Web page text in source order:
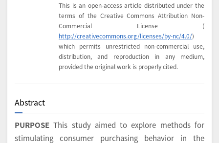
This is an open-access article distributed under the
terms of the Creative Commons Attribution Non-
Commercial License (
http://creativecommons.org/licenses/by-nc/4.0/)
which permits unrestricted non-commercial use,
distribution, and reproduction in any medium,
provided the original work is properly cited.
Abstract
PURPOSE This study aimed to explore methods for
stimulating consumer purchasing behavior in the